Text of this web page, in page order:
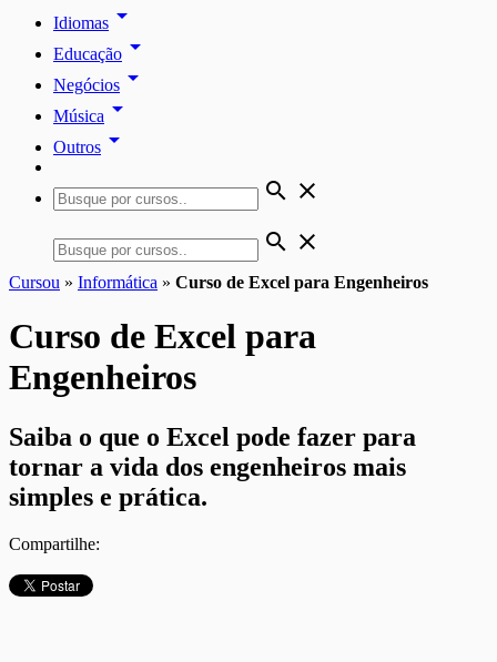
Idiomas arrow_drop_down
Educação arrow_drop_down
Negócios arrow_drop_down
Música arrow_drop_down
Outros arrow_drop_down
search close
search close
Cursou » Informática » Curso de Excel para Engenheiros
Curso de Excel para
Engenheiros
Saiba o que o Excel pode fazer para
tornar a vida dos engenheiros mais
simples e prática.
Compartilhe: